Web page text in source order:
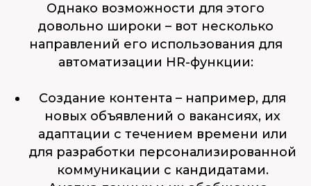
Однако возможности для этого
довольно широки – вот несколько
направлений его использования для
автоматизации HR-функции:
Создание контента – например, для
новых объявлений о вакансиях, их
адаптации с течением времени или
для разработки персонализированной
коммуникации с кандидатами.